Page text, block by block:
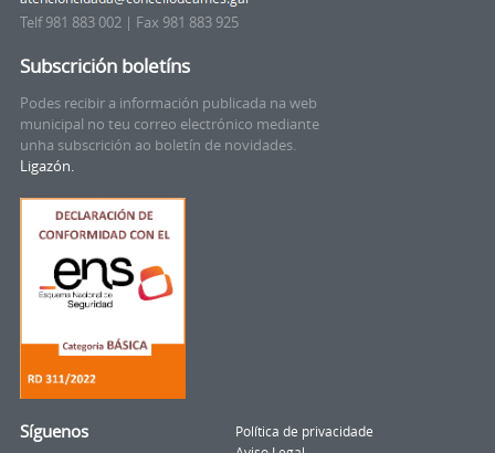
Telf 981 883 002 | Fax 981 883 925
Subscrición boletíns
Podes recibir a información publicada na web
municipal no teu correo electrónico mediante
unha subscrición ao boletín de novidades.
Ligazón.
Síguenos
Política de privacidade